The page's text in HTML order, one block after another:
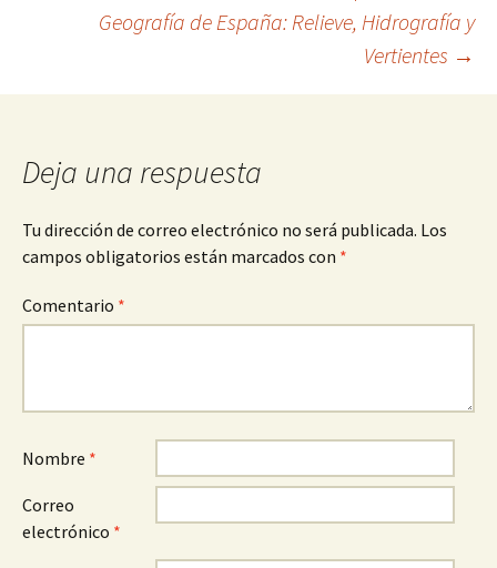
entradas
Geografía de España: Relieve, Hidrografía y
Vertientes →
Deja una respuesta
Tu dirección de correo electrónico no será publicada. Los
campos obligatorios están marcados con *
Comentario *
Nombre *
Correo
electrónico *